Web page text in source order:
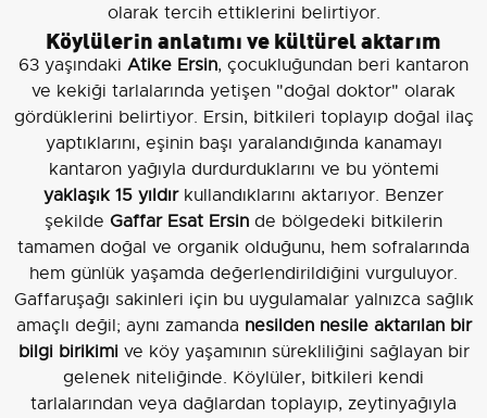
olarak tercih ettiklerini belirtiyor.
Köylülerin anlatımı ve kültürel aktarım
63 yaşındaki Atike Ersin, çocukluğundan beri kantaron
ve kekiği tarlalarında yetişen "doğal doktor" olarak
gördüklerini belirtiyor. Ersin, bitkileri toplayıp doğal ilaç
yaptıklarını, eşinin başı yaralandığında kanamayı
kantaron yağıyla durdurduklarını ve bu yöntemi
yaklaşık 15 yıldırkullandıklarını aktarıyor. Benzer
şekilde Gaffar Esat Ersin de bölgedeki bitkilerin
tamamen doğal ve organik olduğunu, hem sofralarında
hem günlük yaşamda değerlendirildiğini vurguluyor.
Gaffaruşağı sakinleri için bu uygulamalar yalnızca sağlık
amaçlı değil; aynı zamanda nesilden nesile aktarılan bir
bilgi birikimive köy yaşamının sürekliliğini sağlayan bir
gelenek niteliğinde. Köylüler, bitkileri kendi
tarlalarından veya dağlardan toplayıp, zeytinyağıyla